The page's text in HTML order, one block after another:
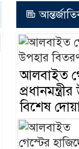
প্রথম মৃ ত্যু
থামছে না
মৃত্যু
বেড়েছে
আলবাইত
বিশেষ